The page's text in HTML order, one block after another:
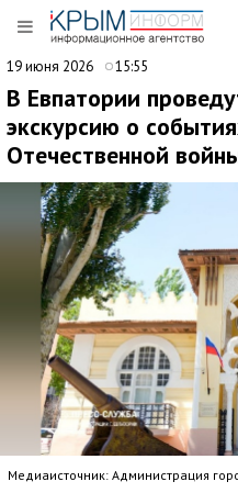
19 июня 2026 15:55
В Евпатории
экскурсию о
Отечественной
Медиаисточник: Администрация